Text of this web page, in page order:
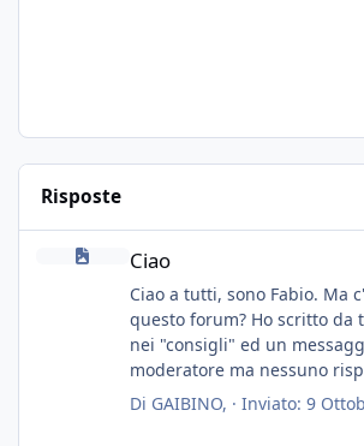
Risposte
Ciao
Ciao a tutti, sono Fabio. Ma
questo forum? Ho scritto da
nei "consigli" ed un
moderatore ma nessuno
chissà... speravo in un
Di GAIBINO, · Inviato: 9